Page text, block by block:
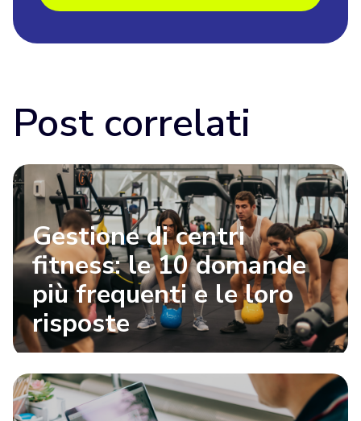
Post correlati
Gestione di centri
fitness: le 10 domande
più frequenti e le loro
risposte